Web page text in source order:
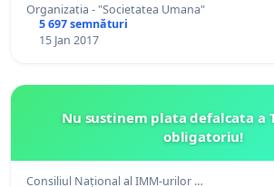
Organizatia - "Societatea Umana"
5 697 semnături
15 Jan 2017
Nu sustinem plata defalcata a
obligatoriu!
Consiliul Național al IMM-urilor …